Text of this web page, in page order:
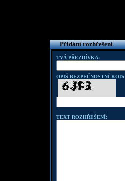
Přidání rozhřešení
TVÁ PŘEZDÍVKA:
OPIŠ BEZPEČNOSTNÍ KOD:
TEXT ROZHŘEŠENÍ: